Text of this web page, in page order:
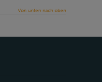
Von unten nach oben